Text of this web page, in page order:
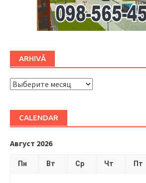
ARHIVĂ
ARHIVĂ
CALENDAR
Август 2026
Пн Вт Ср Чт Пт